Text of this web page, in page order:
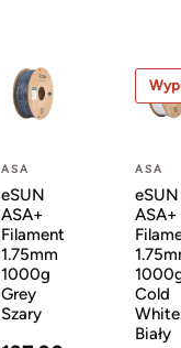
ASA
eSUN
ASA+
Filament
1.75mm
1000g
Grey
Szary
ASA
eSUN
ASA+
Cold
White
Biały